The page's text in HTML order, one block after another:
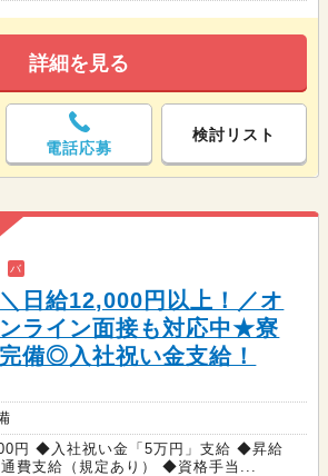
詳細を見る
電話応募
検討リスト
バ
＼日給12,000円以上！／オ
ンライン面接も対応中★寮
完備◎入社祝い金支給！
円 ◆入社祝い金「5万円」支給 ◆昇給
費支給（規定あり） ◆資格手当...